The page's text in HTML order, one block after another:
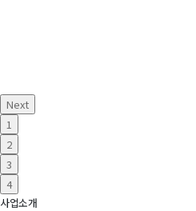
Next
1
2
3
4
사업소개